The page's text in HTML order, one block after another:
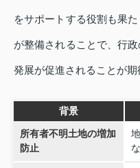
をサポートする役割も果
が整備されることで、行
発展が促進されることが期
背景
所有者不明土地の増加
防止